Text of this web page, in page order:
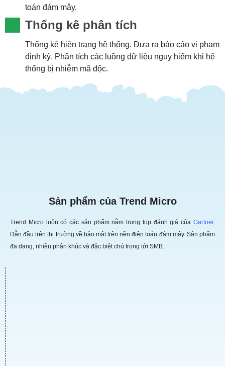
toán đám mây.
Thống kê phân tích
Thống kê hiện trạng hệ thống. Đưa ra báo cáo vi phạm
định kỳ. Phân tích các luồng dữ liệu nguy hiểm khi hệ
thống bị nhiễm mã độc.
Sản phẩm của Trend Micro
Trend Micro luôn có các sản phẩm nằm trong top đánh giá của Gartner.
Dẫn đầu trên thị trường về bảo mật trên nền điện toán đám mây. Sản phẩm
đa dạng, nhiều phân khúc và đặc biệt chú trọng tới SMB.